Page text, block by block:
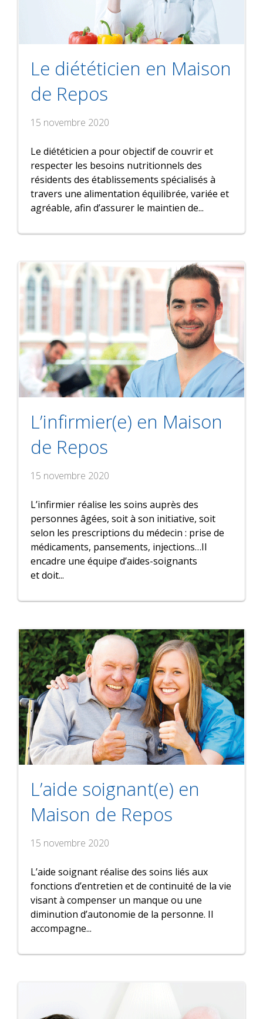
Le diététicien en Maison
de Repos
15 novembre 2020
Le diététicien a pour objectif de couvrir et
respecter les besoins nutritionnels des
résidents des établissements spécialisés à
travers une alimentation équilibrée, variée et
agréable, afin d’assurer le maintien de...
L’infirmier(e) en Maison
de Repos
15 novembre 2020
L’infirmier réalise les soins auprès des
personnes âgées, soit à son initiative, soit
selon les prescriptions du médecin : prise de
médicaments, pansements, injections…Il
encadre une équipe d’aides-soignants
et doit...
L’aide soignant(e) en
Maison de Repos
15 novembre 2020
L’aide soignant réalise des soins liés aux
fonctions d’entretien et de continuité de la vie
visant à compenser un manque ou une
diminution d’autonomie de la personne. Il
accompagne...